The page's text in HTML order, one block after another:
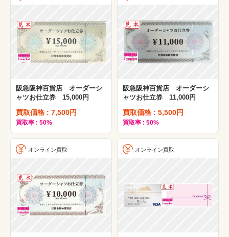
阪急阪神百貨店 オーダーシ
ャツお仕立券 15,000円
買取価格 : 7,500円
買取率 : 50%
阪急阪神百貨店 オーダーシ
ャツお仕立券 11,000円
買取価格 : 5,500円
買取率 : 50%
オンライン買取 オンライン買取